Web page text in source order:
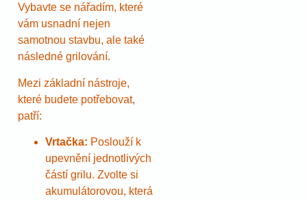
Vybavte se nářadím, které
vám usnadní nejen
samotnou stavbu, ale také
následné grilování.
Mezi základní nástroje,
které budete potřebovat,
patří:
Vrtačka: Poslouží k
upevnění jednotlivých
částí grilu. Zvolte si
akumulátorovou, která